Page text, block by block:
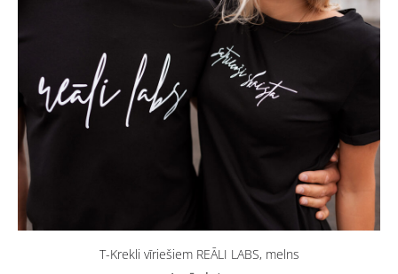
T-Krekli vīriešiem REĀLI LABS, melns